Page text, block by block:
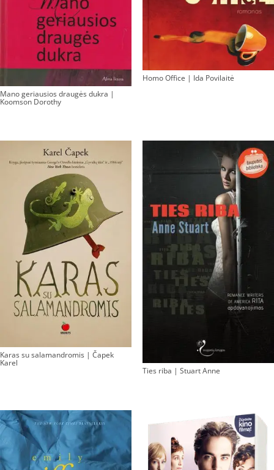
Mano geriausios draugės dukra |
Koomson Dorothy
Homo Office | Ida Povilaitė
Karas su salamandromis | Čapek
Karel
Ties riba | Stuart Anne